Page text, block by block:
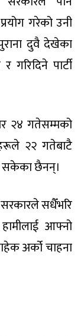
गरेको उनी
दुवै देखेका
गरिदिने पार्टी
२४ गतेसम्मको
२२ गतेबाटै
सकेका छैनन्।
सरकारले सधैँभरि
आफ्नो
अर्को चाहना